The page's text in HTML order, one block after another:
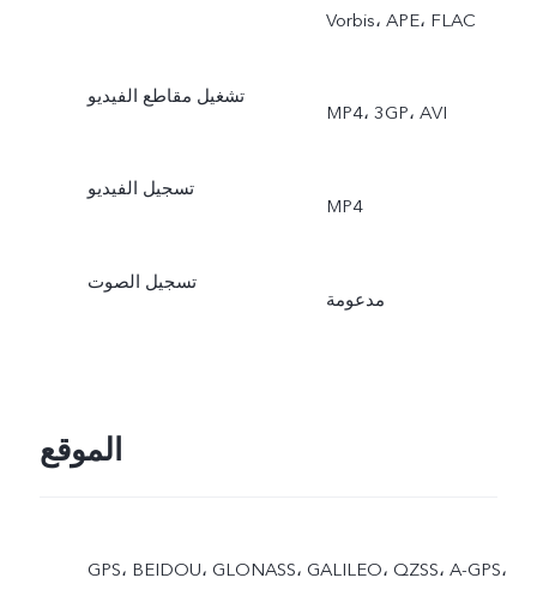
Vorbis، APE، FLAC
تشغيل مقاطع الفيديو
MP4، 3GP، AVI
تسجيل الفيديو
MP4
تسجيل الصوت
مدعومة
الموقع
GPS، BEIDOU، GLONASS، GALILEO، QZSS، A-GPS،